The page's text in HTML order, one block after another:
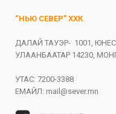
“НЬЮ СЕВЕР” ХХК
ДАЛАЙ ТАУЭР- 1001,
УЛААНБААТАР 14230,
УТАС: 7200-3388
ЕМАЙЛ: mail@sever.mn